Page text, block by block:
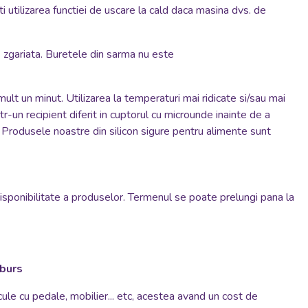
functiei de uscare la cald daca masina dvs. de
Buretele din sarma nu este
un minut. Utilizarea la temperaturi mai ridicate si/sau mai
un recipient diferit in cuptorul cu microunde inainte de a
noastre din silicon sigure pentru alimente sunt
a produselor. Termenul se poate prelungi pana la
cu pedale, mobilier... etc, acestea avand un cost de